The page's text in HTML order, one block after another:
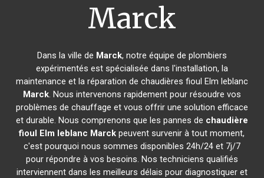
Marck
Dans la ville de Marck, notre équipe de plombiers
expérimentés est spécialisée dans l'installation, la
maintenance et la réparation de chaudières fioul Elm leblanc
Marck. Nous intervenons rapidement pour résoudre vos
problèmes de chauffage et vous offrir une solution efficace
et durable. Nous comprenons que les pannes de chaudière
fioul Elm leblanc Marck peuvent survenir à tout moment,
c'est pourquoi nous sommes disponibles 24h/24 et 7j/7
pour répondre à vos besoins. Nos techniciens qualifiés
interviennent dans les meilleurs délais pour diagnostiquer et